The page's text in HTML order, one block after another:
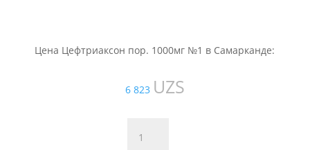
Цена Цефтриаксон пор. 1000мг №1 в Самарканде:
6 823 UZS
товара